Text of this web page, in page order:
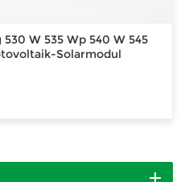
W 535 Wp 540 W 545
Solarmodul